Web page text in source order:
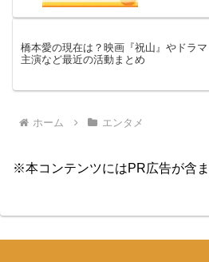
橋本愛の現在は？映画『祝山』やドラマ
主演など最近の活動まとめ
ホーム エンタメ
※本コンテンツにはPR広告が含ま